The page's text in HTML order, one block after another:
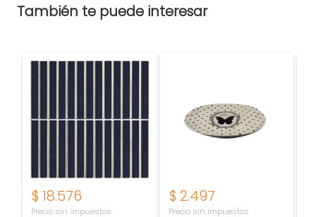
También te puede interesar
$ 2.497
Precio sin impuestos
$ 18.576
Precio sin impuestos